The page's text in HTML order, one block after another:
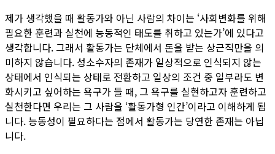
제가 생각했을 때 활동가와 아닌 사람의 차이는 ‘사회변화를 위해
필요한 훈련과 실천에 능동적인 태도를 취하고 있는가’에 있다고
생각합니다. 그래서 활동가는 단체에서 돈을 받는 상근직만을 의
미하지 않습니다. 성소수자의 존재가 일상적으로 인식되지 않는
상태에서 인식되는 상태로 전환하고 일상의 조건 중 일부라도 변
화시키고 싶어하는 욕구가 들 때, 그 욕구를 실현하고자 훈련하고
실천한다면 우리는 그 사람을 ‘활동가형 인간’이라고 이해하게 됩
니다. 능동성이 필요하다는 점에서 활동가는 당연한 존재는 아닙
니다.